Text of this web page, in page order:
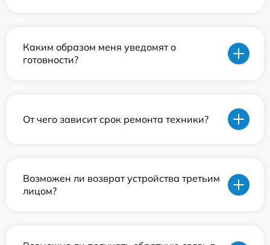
Каким образом меня уведомят о
готовности?
От чего зависит срок ремонта техники?
Возможен ли возврат устройства третьим
лицом?